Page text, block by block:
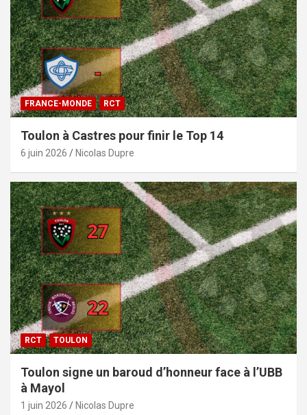
FRANCE-MONDE RCT
Toulon à Castres pour finir le Top 14
6 juin 2026 Nicolas Dupre
RCT TOULON
Toulon signe un baroud d’honneur face à l’UBB
à Mayol
1 juin 2026 Nicolas Dupre